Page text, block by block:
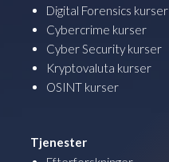
Digital Forensics kurser
Cybercrime kurser
Cyber Security kurser
Kryptovaluta kurser
OSINT kurser
Tjenester